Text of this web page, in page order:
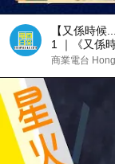
【又係時候
1 ｜《又係
商業電台